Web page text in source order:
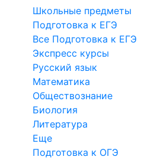
Школьные предметы
Подготовка к ЕГЭ
Все Подготовка к ЕГЭ
Экспресс курсы
Русский язык
Математика
Обществознание
Биология
Литература
Еще
Подготовка к ОГЭ